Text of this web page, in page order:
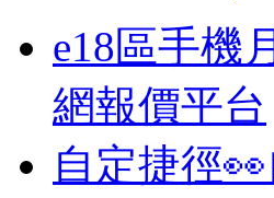
e18區手機
網報價平台
自定捷徑👀